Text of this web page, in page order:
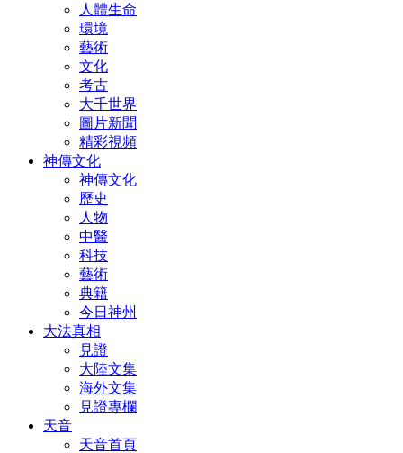
人體生命
環境
藝術
文化
考古
大千世界
圖片新聞
精彩視頻
神傳文化
神傳文化
歷史
人物
中醫
科技
藝術
典籍
今日神州
大法真相
見證
大陸文集
海外文集
見證專欄
天音
天音首頁